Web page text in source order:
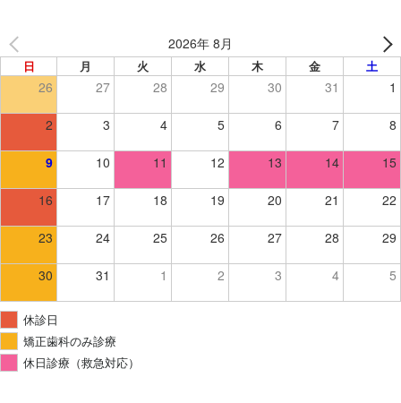
2026年 8月
日 月 火 水 木 金 土
26 27 28 29 30 31 1
2 3 4 5 6 7 8
9 10 11 12 13 14 15
16 17 18 19 20 21 22
23 24 25 26 27 28 29
30 31 1 2 3 4 5
休診日
矯正歯科のみ診療
休日診療（救急対応）